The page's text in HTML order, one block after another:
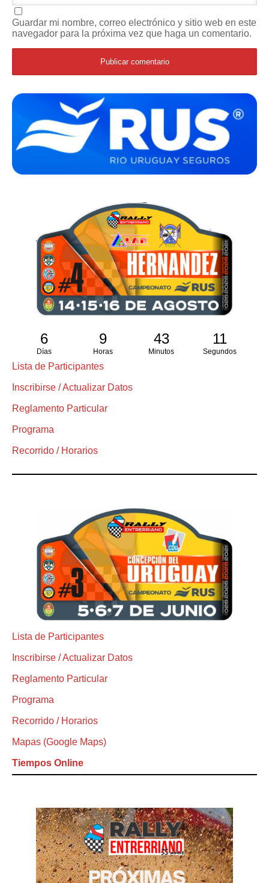
Guardar mi nombre, correo electrónico y sitio web en este
navegador para la próxima vez que haga un comentario.
6
Días
9
Horas
43
Minutos
10
Segundos
Lista de Participantes
Inscribirse / Actualizar Datos
Reglamento Particular
Programa
Recorrido / Horarios
Lista de Participantes
Inscribirse / Actualizar Datos
Reglamento Particular
Programa
Recorrido / Horarios
Mapas (Google Maps)
Tiempos Online